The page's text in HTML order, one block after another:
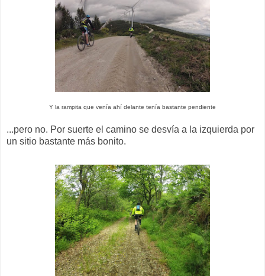
Y la rampita que venía ahí delante tenía bastante pendiente
...pero no. Por suerte el camino se desvía a la izquierda por
un sitio bastante más bonito.